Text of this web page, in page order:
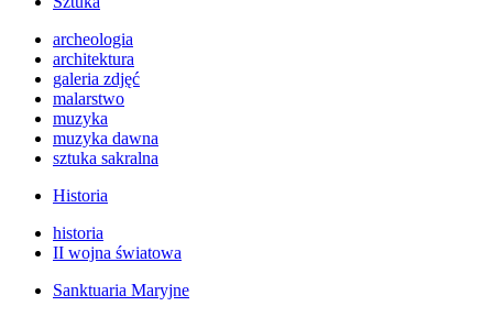
archeologia
architektura
galeria zdjęć
malarstwo
muzyka
muzyka dawna
sztuka sakralna
Historia
historia
II wojna światowa
Sanktuaria Maryjne